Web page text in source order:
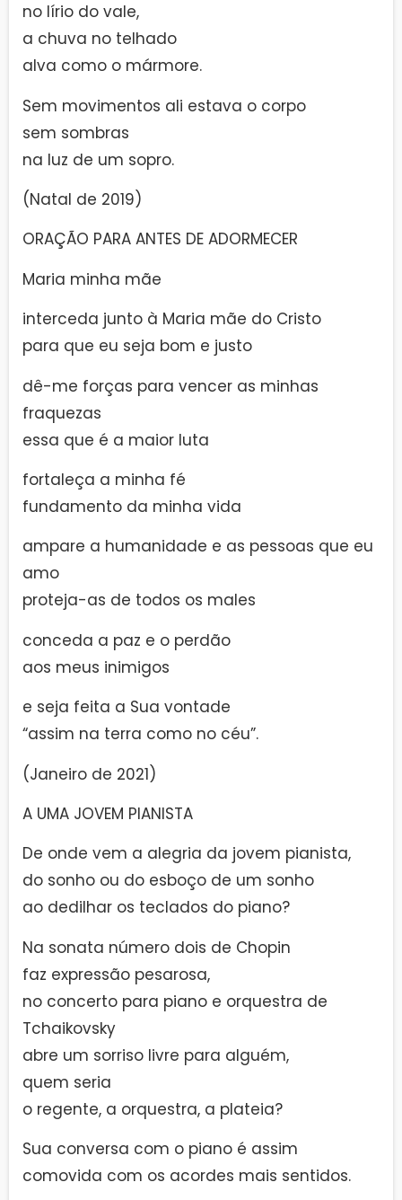
no lírio do vale,
a chuva no telhado
alva como o mármore.
Sem movimentos ali estava o corpo
sem sombras
na luz de um sopro.
(Natal de 2019)
ORAÇÃO PARA ANTES DE ADORMECER
Maria minha mãe
interceda junto à Maria mãe do Cristo
para que eu seja bom e justo
dê-me forças para vencer as minhas
fraquezas
essa que é a maior luta
fortaleça a minha fé
fundamento da minha vida
ampare a humanidade e as pessoas que eu
amo
proteja-as de todos os males
conceda a paz e o perdão
aos meus inimigos
e seja feita a Sua vontade
“assim na terra como no céu”.
(Janeiro de 2021)
A UMA JOVEM PIANISTA
De onde vem a alegria da jovem pianista,
do sonho ou do esboço de um sonho
ao dedilhar os teclados do piano?
Na sonata número dois de Chopin
faz expressão pesarosa,
no concerto para piano e orquestra de
Tchaikovsky
abre um sorriso livre para alguém,
quem seria
o regente, a orquestra, a plateia?
Sua conversa com o piano é assim
comovida com os acordes mais sentidos.